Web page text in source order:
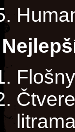
Flošny